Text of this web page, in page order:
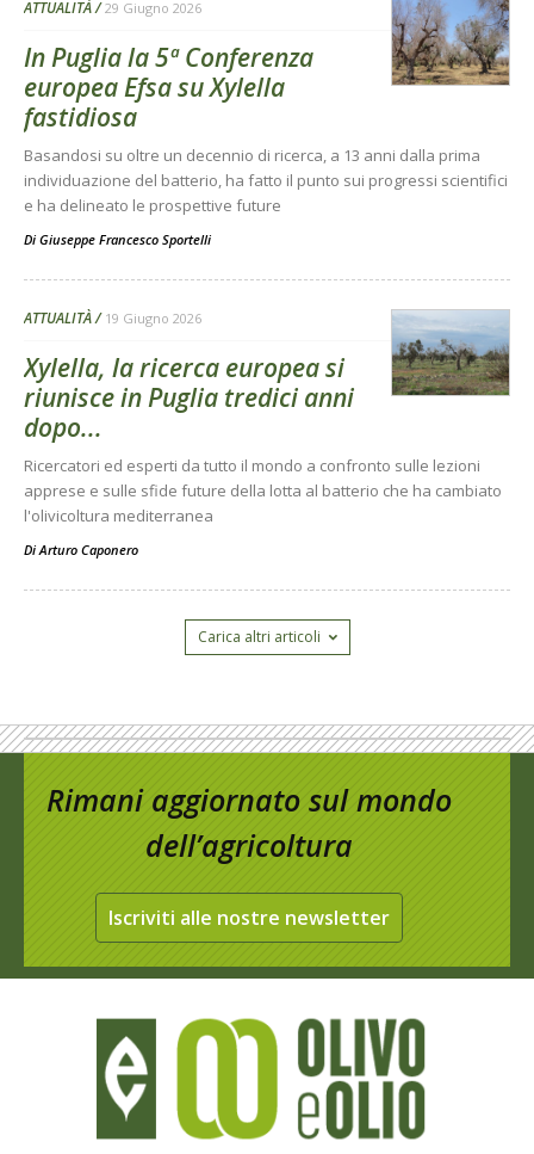
ATTUALITÀ 29 Giugno 2026
In Puglia la 5ª Conferenza
europea Efsa su Xylella
fastidiosa
Basandosi su oltre un decennio di ricerca, a 13 anni dalla prima
individuazione del batterio, ha fatto il punto sui progressi scientifici
e ha delineato le prospettive future
Di Giuseppe Francesco Sportelli
ATTUALITÀ 19 Giugno 2026
Xylella, la ricerca europea si
riunisce in Puglia tredici anni
dopo...
Ricercatori ed esperti da tutto il mondo a confronto sulle lezioni
apprese e sulle sfide future della lotta al batterio che ha cambiato
l'olivicoltura mediterranea
DiArturo Caponero
Carica altri articoli
Rimani aggiornato sul mondo
dell’agricoltura
Iscriviti alle nostre newsletter